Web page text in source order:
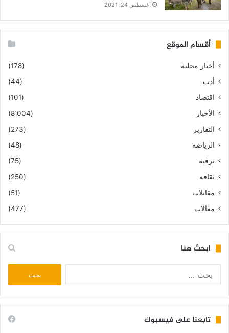
أغسطس 24, 2021
أقسام الموقع
أخبار محلية
(178)
أدب
(44)
اقتصاد
(101)
الأخبار
(8٬004)
التقارير
(273)
الرياضة
(48)
ترقيه
(75)
ثقافة
(250)
مقابلات
(51)
مقالات
(477)
ابحث هنا
تابعنا على فيسبوك